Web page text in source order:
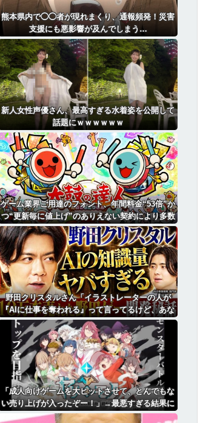
熊本県内で◯◯者が現れまくり、通報頻発！災害
支援にも悪影響が及んでしまう…
新人女性声優さん、最高すぎる水着姿を公開して
話題にｗｗｗｗｗｗ
ゲーム業界ご用達のフォント、年間料金“53倍”か
つ“更新毎に値上げ”のありえない契約により多数
撤退へ・・・
野田クリスタルさん「イラストレーターの人が
『AIに仕事を奪われる』って言ってるけど、あな
た達は"仕事を奪う側"じゃない？」
「成人向けゲームを大ヒットさせて、とんでもな
い売り上げが入ったぞー！」→最悪すぎる結果に
なり、「売り上げ0円だけど、多額の税金を払